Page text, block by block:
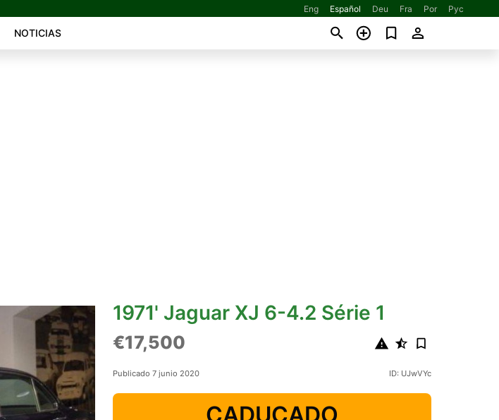
Eng Español Deu Fra Por Рус
NOTICIAS
1971' Jaguar XJ 6-4.2 Série 1
€17,500
Publicado 7 junio 2020 ID: UJwVYc